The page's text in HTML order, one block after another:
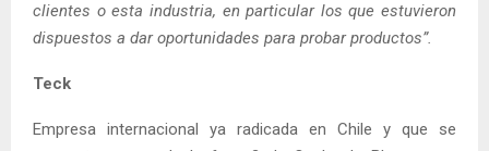
clientes o esta industria, en particular los que estuvieron
dispuestos a dar oportunidades para probar productos”.
Teck
Empresa internacional ya radicada en Chile y que se